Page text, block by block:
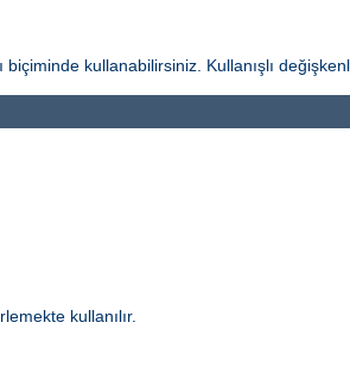
biçiminde kullanabilirsiniz. Kullanışlı
kullanılır.